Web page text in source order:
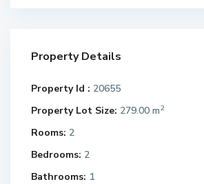
Property Details
Property Id : 20655
Property Lot Size: 279.00 m2
Rooms: 2
Bedrooms: 2
Bathrooms: 1